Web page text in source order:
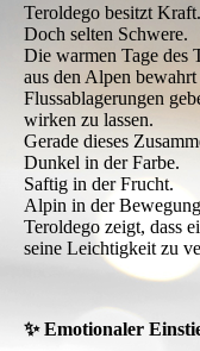
Teroldego besitzt Kraft.
Doch selten Schwere.
Die warmen Tage des
aus den Alpen
Flussablagerungen
wirken zu lassen.
Gerade dieses
Dunkel in der Farbe.
Saftig in der Frucht.
Alpin in der
Teroldego zeigt, dass
seine Leichtigkeit zu
✨ Emotionaler